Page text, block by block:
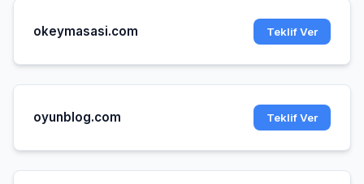
okeymasasi.com Teklif Ver
oyunblog.com Teklif Ver